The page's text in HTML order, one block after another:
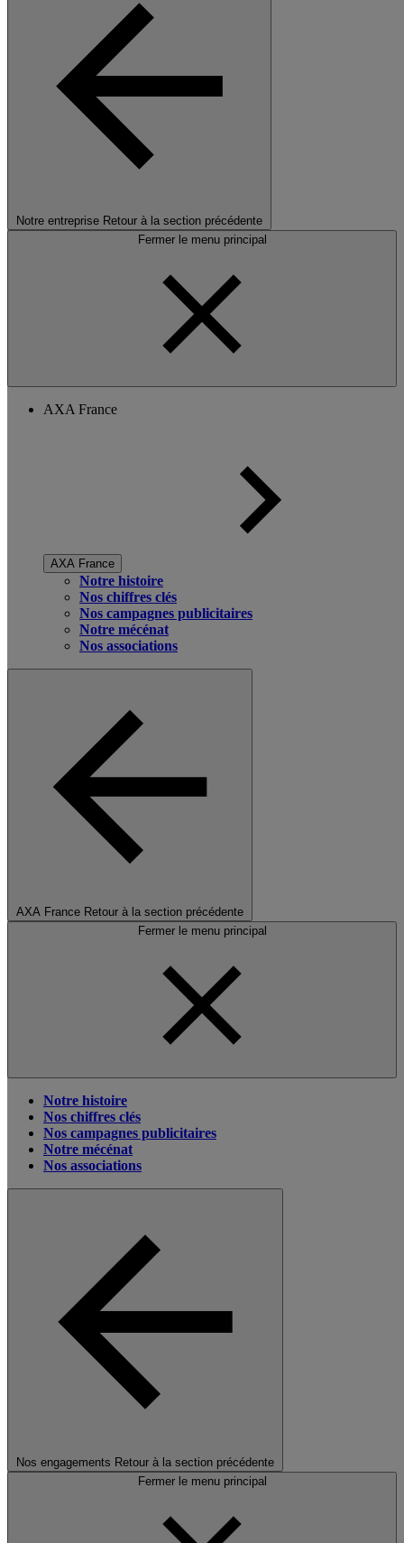
Notre entreprise Retour à la section précédente
Fermer le menu principal
AXA France
AXA France
Notre histoire
Nos chiffres clés
Nos campagnes publicitaires
Notre mécénat
Nos associations
AXA France Retour à la section précédente
Fermer le menu principal
Notre histoire
Nos chiffres clés
Nos campagnes publicitaires
Notre mécénat
Nos associations
Nos engagements Retour à la section précédente
Fermer le menu principal